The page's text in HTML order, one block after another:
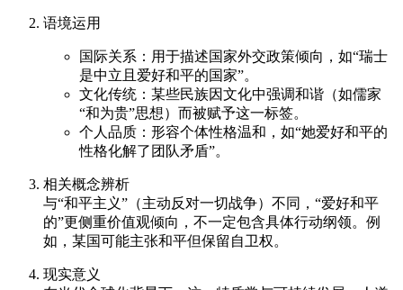
语境运用
国际关系：用于描述国家外交政策倾向，如“瑞士
是中立且爱好和平的国家”。
文化传统：某些民族因文化中强调和谐（如儒家
“和为贵”思想）而被赋予这一标签。
个人品质：形容个体性格温和，如“她爱好和平的
性格化解了团队矛盾”。
相关概念辨析
与“和平主义”（主动反对一切战争）不同，“爱好和平
的”更侧重价值观倾向，不一定包含具体行动纲领。例
如，某国可能主张和平但保留自卫权。
现实意义